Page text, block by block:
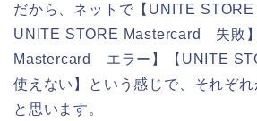
だから、ネットで【UNITE
UNITE STORE Mastercard 失敗
Mastercard エラー】【UNITE
使えない】という感じで、それぞ
と思います。